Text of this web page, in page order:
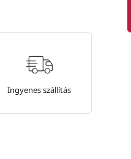
Ingyenes szállítás